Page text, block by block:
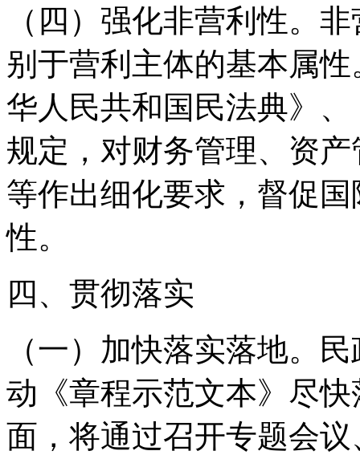
（四）强化非营利性。
别于营利主体的基本属
华人民共和国民法典》
规定，对财务管理、资
等作出细化要求，督促
性。
四、贯彻落实
（一）加快落实落地。
动《章程示范文本》尽
面，将通过召开专题会